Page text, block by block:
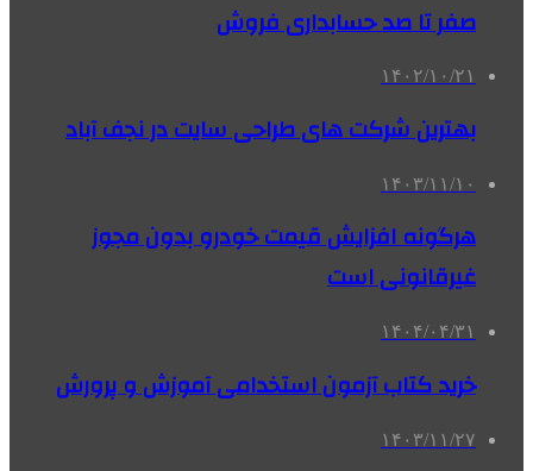
صفر تا صد حسابداری فروش
۱۴۰۲/۱۰/۲۱
بهترین شرکت های طراحی سایت در نجف آباد
۱۴۰۳/۱۱/۱۰
هرگونه افزایش قیمت خودرو بدون مجوز
غیرقانونی است
۱۴۰۴/۰۴/۳۱
خرید کتاب آزمون استخدامی آموزش و پرورش
۱۴۰۳/۱۱/۲۷